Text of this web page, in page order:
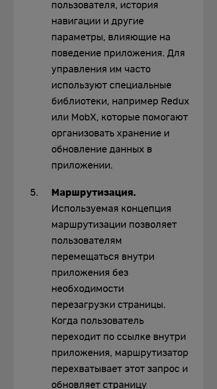
пользователя, история
навигации и другие
параметры, влияющие на
поведение приложения. Для
управления им часто
используют специальные
библиотеки, например Redux
или MobX, которые помогают
организовать хранение и
обновление данных в
приложении.
Маршрутизация.
Используемая концепция
маршрутизации позволяет
пользователям
перемещаться внутри
приложения без
необходимости
перезагрузки страницы.
Когда пользователь
переходит по ссылке внутри
приложения, маршрутизатор
перехватывает этот запрос и
обновляет страницу